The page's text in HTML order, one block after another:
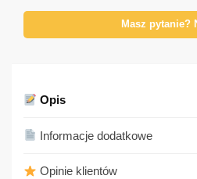
Masz pytanie?
Opis
Informacje dodatkowe
Opinie klientów